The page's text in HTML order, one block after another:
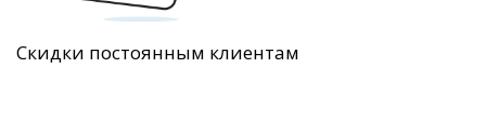
Скидки постоянным клиентам